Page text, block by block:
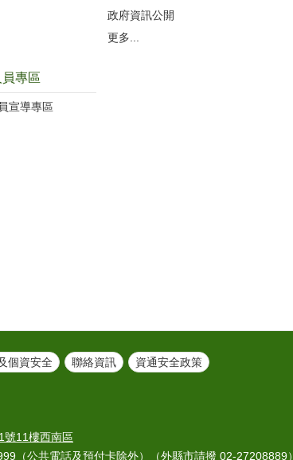
政府資訊公開
更多...
專區
宣導專區
個資安全 聯絡資訊 資通安全政策
號11樓西南區
（公共電話及預付卡除外）（外縣市請撥 02-27208889）